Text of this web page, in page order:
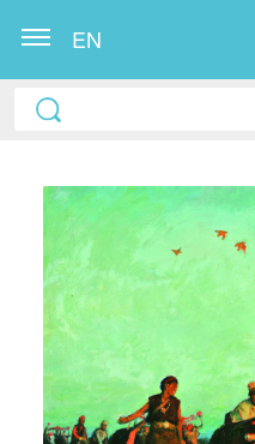
EN
快捷登